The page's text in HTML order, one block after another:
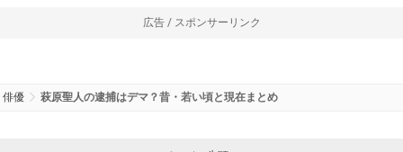
広告 / スポンサーリンク
俳優 萩原聖人の逮捕はデマ？昔・若い頃と現在まとめ